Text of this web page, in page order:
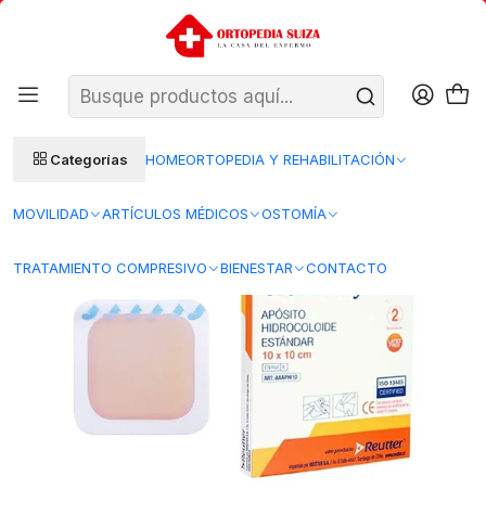
Categorías HOMEORTOPEDIA Y REHABILITACIÓN
MOVILIDAD ARTÍCULOS MÉDICOS OSTOMÍA
TRATAMIENTO COMPRESIVO BIENESTAR CONTACTO
SANTIAGO: ENTREGA AL DÍA HÁBIL SIGUIENTE (L–V)
REGIONES 48–72 HORAS HÁBILES
Insumos Medicos Curacion herida Apositos
Apósito Hidrocoloide Estándar — 10x10 cm — AAAPHI10